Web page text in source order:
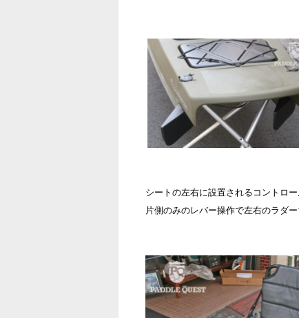
シートの左右に設置されるコントロ
片側のみのレバー操作で左右のラダ